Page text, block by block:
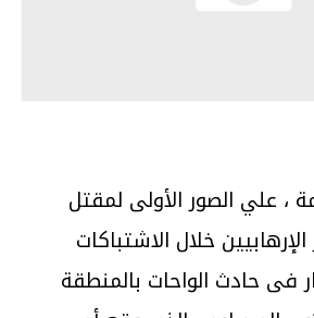
، علي الصور الأولى لمقتل
خلال الاشتباكات
فى حادث الواحات بالمنطقة